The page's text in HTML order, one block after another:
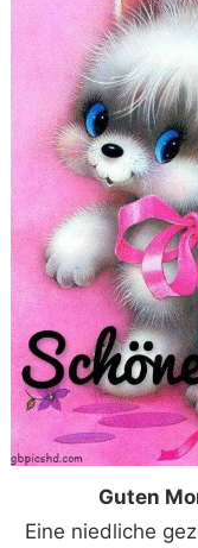
Guten
Eine niedliche